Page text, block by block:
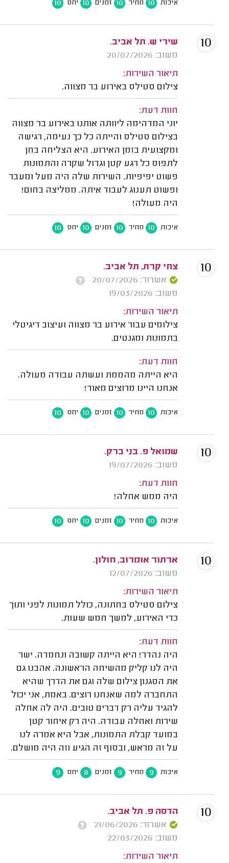
איכות 10 מחיר 10 זמנים 10 יחס 10
שירי ש. תל אביב.
משוב: 20/07/2026
תיאור השירות:
צילום סטילס באירוע בר מצווה.
חוות דעת:
יוני המדהימה ליוותה אותנו באירוע בר מצווה
בצילום סטילס והייתה כל כך נעימה, רגישה
ומקצועית בזמן האירוע. היא הצליחה בחן
לתפוס כל רגע קטן וגדול שקרה והתמונות
פשוט יפיפיות. השירות שלה היה מעל ומעבר
ופשוט תענוג לעבוד איתה. ממליצה בחום!
היה מעולה!
איכות 10 מחיר 10 זמנים 10 יחס 10
10
צחי קרת, תל אביב.
אשרור: 20/07/2026
משוב: 19/03/2026
תיאור השירות:
צילומים עבור אירוע בר מצווה ועיצוב דיגיטלי
בתמונות ומגנטים.
חוות דעת:
היא הייתה מהממת ועשתה עבודה מעולה.
אנחנו היינו מרוצים מאוד!
איכות 10 מחיר 10 זמנים 10 יחס 10
10
שמואל פ. בני ברק.
משוב: 19/07/2026
חוות דעת:
היה ממש אחלה!
איכות 10 מחיר 10 זמנים 10 יחס 10
10
ארתור אומרוב, חולון.
משוב: 12/07/2026
תיאור השירות:
צילום סטילס בחתונה, כולל תמונות לפני ותוך
כדי האירוע, למשך חמש שעות.
חוות דעת:
היה נהדר! היא הייתה קשובה ונחמדה. ישר
היה לנו קליק מהשיחה הראשונה. אהבנו גם
את הסגנון צילום שלה וגם את הדרך שהיא
התחברה למה שאנחנו רוצים. באמת, אני יכול
להגיד עליה רק דברים טובים. היה לה אחלה
שירות ואחלה עבודה. היה רק איחור קטן
במועד קבלת התמונות, אבל היא אמרה לנו
על זה מראש, ובסוף זה הגיע וזה היה מושלם.
איכות 9 מחיר 9 זמנים 8 יחס 9
10
הדסה פ. תל אביב.
אשרור: 21/06/2026
משוב: 22/03/2026
תיאור השירות:
10